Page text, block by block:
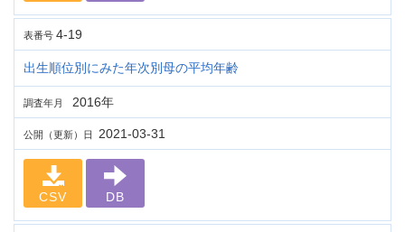
表番号 4-19
出生順位別にみた年次別母の平均年齢
調査年月 2016年
公開（更新）日 2021-03-31
CSV DB